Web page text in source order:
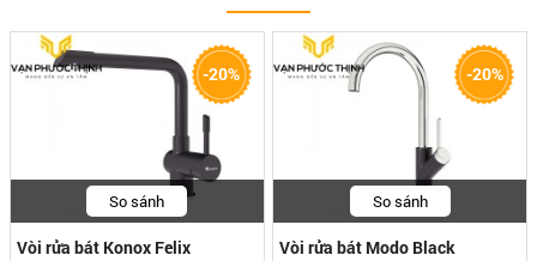
So sánh
Vòi rửa bát Konox Felix
-20%
So sánh
Vòi rửa bát Modo Black
-20%